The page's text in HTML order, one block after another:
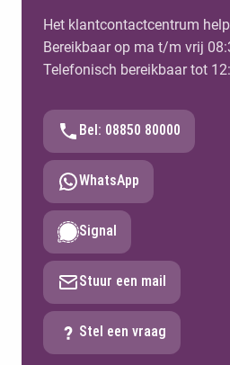
Het klantcontactcentrum
Bereikbaar op ma t/m vrij
Telefonisch bereikbaar tot
Bel: 08850 80000
WhatsApp
Signal
Stuur een mail
Stel een vraag